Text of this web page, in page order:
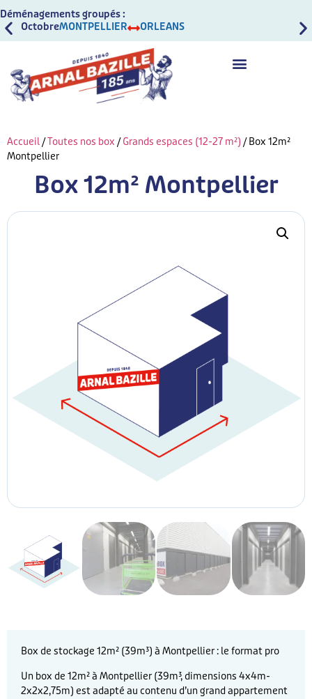
Déménagements groupés :
OctobreMONTPELLIER ORLEANS
Accueil/Toutes nos box /Grands espaces (12-27 m²) / Box 12m²
Montpellier
Box 12m² Montpellier
Box de stockage 12m² (39m³) à Montpellier : le format pro
Un box de 12m² à Montpellier (39m³, dimensions 4x4m-
2x2x2,75m) est adapté au contenu d’un grand appartement